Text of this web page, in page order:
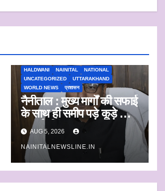
HALDWANI NAINITAL
NATIONAL
UNCATEGORIZED
UTTARAKHAND
WORLD NEWS
प्रशासन
नैनीताल : मुख्य मार्गों की सफाई
के साथ ही समीप पड़े कूड़े की
सफाई, सिंगल यूज प्लास्टिक
का एकत्रीकरण व किया जाएगा
निस्तारण
AUG 5, 2026
NAINITALNEWSLINE.IN